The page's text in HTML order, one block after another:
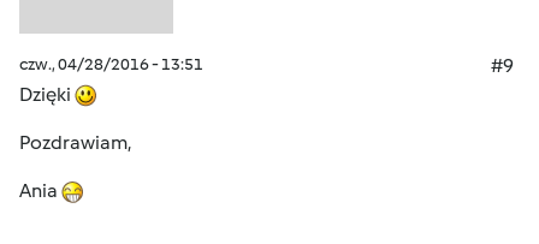
czw., 04/28/2016 - 13:51
#9
Dzięki
Pozdrawiam,
Ania